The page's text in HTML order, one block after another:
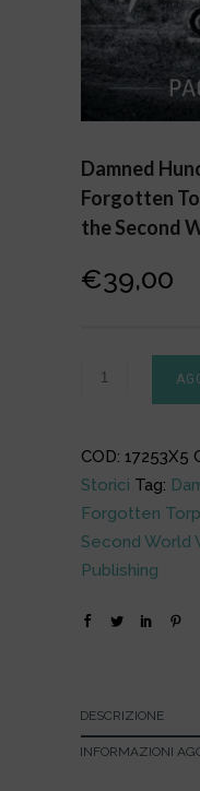
Damned
Forgotten
the Second
€39,00
COD: 17253X5
Storici Tag:
Forgotten
Second World
Publishing
DESCRIZIONE
INFORMAZIONI